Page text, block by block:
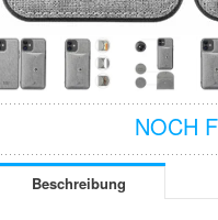
NOCH
Beschreibung